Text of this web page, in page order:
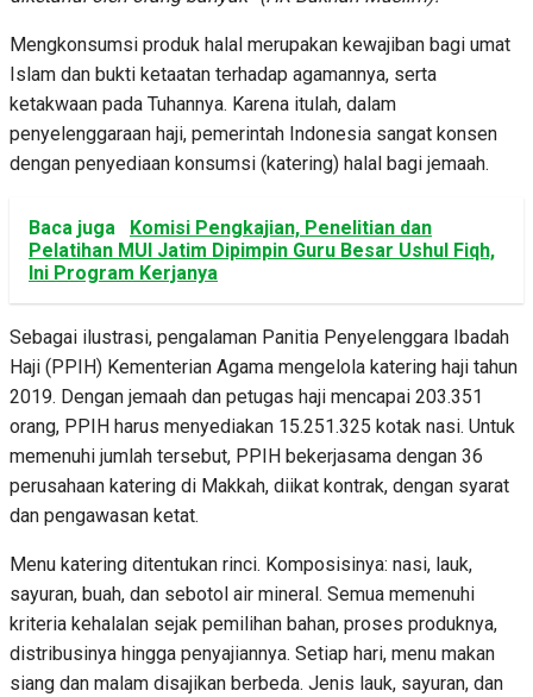
Mengkonsumsi produk halal merupakan kewajiban bagi umat
Islam dan bukti ketaatan terhadap agamannya, serta
ketakwaan pada Tuhannya. Karena itulah, dalam
penyelenggaraan haji, pemerintah Indonesia sangat konsen
dengan penyediaan konsumsi (katering) halal bagi jemaah.
Baca juga
Komisi Pengkajian, Penelitian dan
Pelatihan MUI Jatim Dipimpin Guru Besar Ushul Fiqh,
Ini Program Kerjanya
Sebagai ilustrasi, pengalaman Panitia Penyelenggara Ibadah
Haji (PPIH) Kementerian Agama mengelola katering haji tahun
2019. Dengan jemaah dan petugas haji mencapai 203.351
orang, PPIH harus menyediakan 15.251.325 kotak nasi. Untuk
memenuhi jumlah tersebut, PPIH bekerjasama dengan 36
perusahaan katering di Makkah, diikat kontrak, dengan syarat
dan pengawasan ketat.
Menu katering ditentukan rinci. Komposisinya: nasi, lauk,
sayuran, buah, dan sebotol air mineral. Semua memenuhi
kriteria kehalalan sejak pemilihan bahan, proses produknya,
distribusinya hingga penyajiannya. Setiap hari, menu makan
siang dan malam disajikan berbeda. Jenis lauk, sayuran, dan